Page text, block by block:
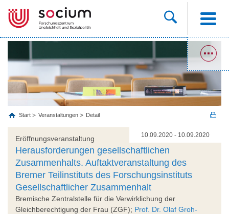
Start Veranstaltungen Detail
10.09.2020 - 10.09.2020
Eröffnungsveranstaltung
Herausforderungen gesellschaftlichen
Zusammenhalts. Auftaktveranstaltung des
Bremer Teilinstituts des Forschungsinstituts
Gesellschaftlicher Zusammenhalt
Bremische Zentralstelle für die Verwirklichung der
Gleichberechtigung der Frau (ZGF); Prof. Dr. Olaf Groh-